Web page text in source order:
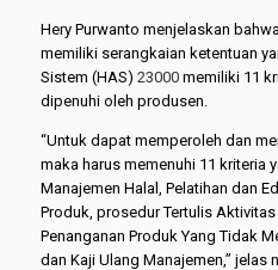
Hery Purwanto menjelaskan
memiliki serangkaian ketentuan
Sistem (HAS) 23000 memiliki 11
dipenuhi oleh produsen.
“Untuk dapat memperoleh dan
maka harus memenuhi 11 kriteria
Manajemen Halal, Pelatihan dan
Produk, prosedur Tertulis
Penanganan Produk Yang Tidak
dan Kaji Ulang Manajemen,” jelas